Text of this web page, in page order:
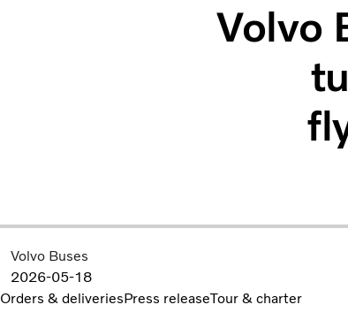
Volvo
Volvo Buses
2026-05-18
Orders & deliveriesPress releaseTour & charter